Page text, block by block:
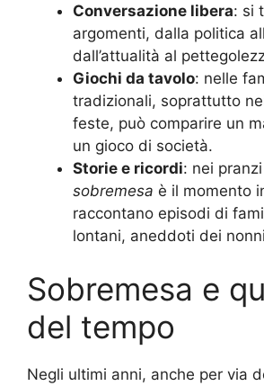
Conversazione libera: si
argomenti, dalla politica
dall’attualità al
Giochi da tavolo: nelle
tradizionali, soprattutto
feste, può comparire un
un gioco di società.
Storie e ricordi: nei
sobremesa è il momento
raccontano episodi di
lontani, aneddoti dei
Sobremesa e
del tempo
Negli ultimi anni, anche per via